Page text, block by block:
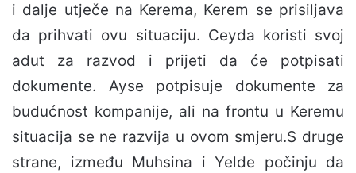
i dalje utječe na Kerema, Kerem se prisiljava
da prihvati ovu situaciju. Ceyda koristi svoj
adut za razvod i prijeti da će potpisati
dokumente. Ayse potpisuje dokumente za
budućnost kompanije, ali na frontu u Keremu
situacija se ne razvija u ovom smjeru.S druge
strane, između Muhsina i Yelde počinju da